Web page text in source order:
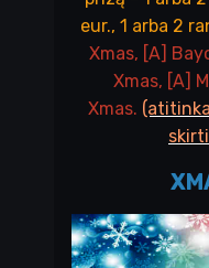
eur., 1 arba 2
Xmas, [A]
Xmas, [A]
Xmas.